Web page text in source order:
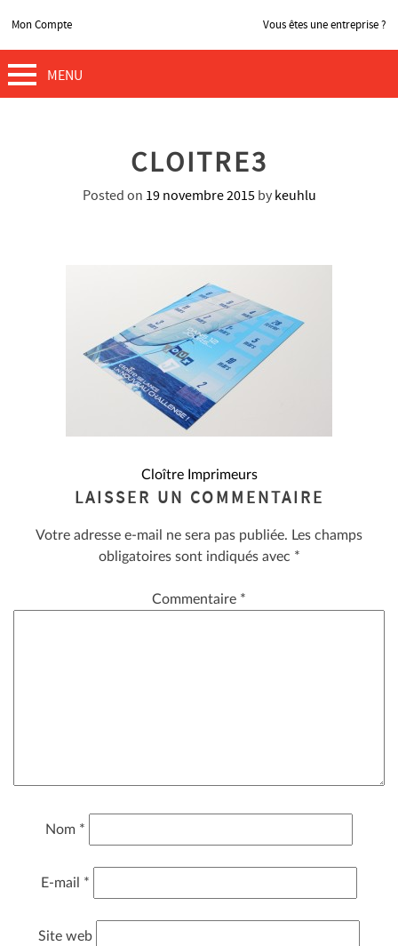
Mon Compte Vous êtes une entreprise ?
MENU
CLOITRE3
Posted on 19 novembre 2015by keuhlu
L’ARTICLE
Cloître Imprimeurs
LAISSER UN COMMENTAIRE
Votre adresse e-mail ne sera pas publiée. Les champs
obligatoires sont indiqués avec *
Commentaire *
Nom *
E-mail *
Site web